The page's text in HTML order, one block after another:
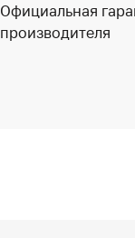
Официальная
производителя